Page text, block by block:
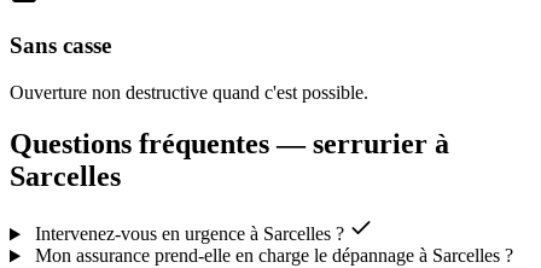
Sans casse
Ouverture non destructive quand c'est possible.
Questions fréquentes — serrurier à
Sarcelles
Intervenez-vous en urgence à Sarcelles ?
Mon assurance prend-elle en charge le dépannage à Sarcelles ?